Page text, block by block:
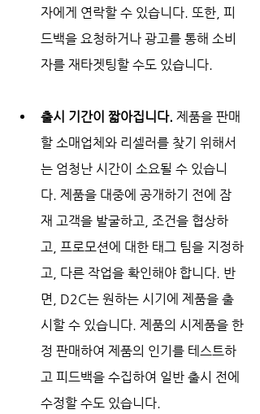
자에게 연락할 수 있습니다. 또한, 피
드백을 요청하거나 광고를 통해 소비
자를 재타겟팅할 수도 있습니다.
출시 기간이 짧아집니다. 제품을 판매
할 소매업체와 리셀러를 찾기 위해서
는 엄청난 시간이 소요될 수 있습니
다. 제품을 대중에 공개하기 전에 잠
재 고객을 발굴하고, 조건을 협상하
고, 프로모션에 대한 태그 팀을 지정하
고, 다른 작업을 확인해야 합니다. 반
면, D2C는 원하는 시기에 제품을 출
시할 수 있습니다. 제품의 시제품을 한
정 판매하여 제품의 인기를 테스트하
고 피드백을 수집하여 일반 출시 전에
수정할 수도 있습니다.